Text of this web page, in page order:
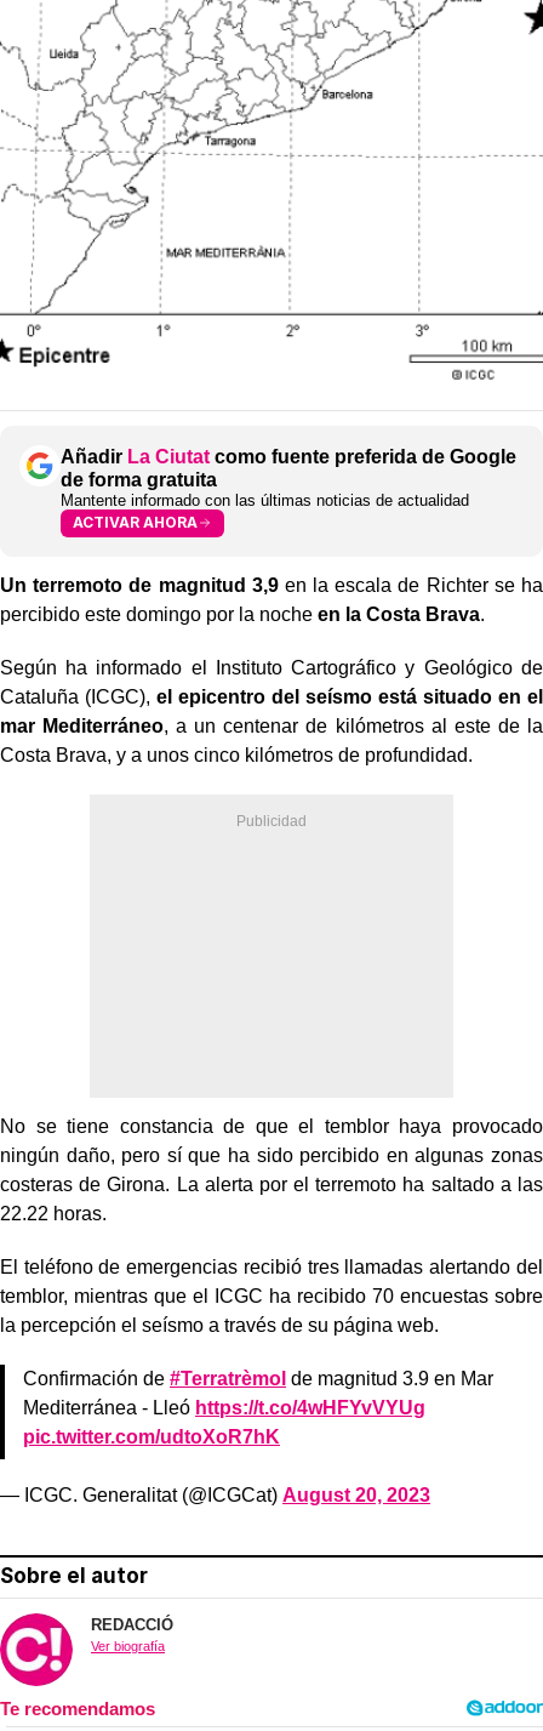
Añadir La Ciutat como fuente preferida de Google
de forma gratuita
Mantente informado con las últimas noticias de actualidad
ACTIVAR AHORA
Un terremoto de magnitud 3,9en la escala de Richter se ha
percibido este domingo por la noche en la Costa Brava.
Según ha informado el Instituto Cartográfico y Geológico de
Cataluña (ICGC), el epicentro del seísmo está situado en el
mar Mediterráneo, a un centenar de kilómetros al este de la
Costa Brava, y a unos cinco kilómetros de profundidad.
No se tiene constancia de que el temblor haya provocado
ningún daño, pero sí que ha sido percibido en algunas zonas
costeras de Girona. La alerta por el terremoto ha saltado a las
22.22 horas.
El teléfono de emergencias recibió tres llamadas alertando del
temblor, mientras que el ICGC ha recibido 70 encuestas sobre
la percepción el seísmo a través de su página web.
Confirmación de #Terratrèmol de magnitud 3.9 en Mar
Mediterránea - Lleó https://t.co/4wHFYvVYUg
pic.twitter.com/udtoXoR7hK
— ICGC. Generalitat (@ICGCat) August 20, 2023
Sobre el autor
REDACCIÓ
Ver biografía